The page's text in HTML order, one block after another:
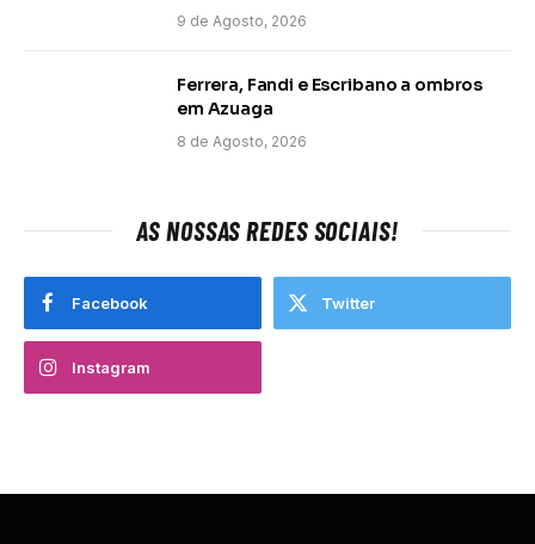
9 de Agosto, 2026
Ferrera, Fandi e Escribano a ombros
em Azuaga
8 de Agosto, 2026
AS NOSSAS REDES SOCIAIS!
Facebook Twitter
Instagram